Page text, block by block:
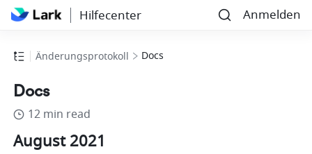
Hilfecenter Anmelden
Änderungsprotokoll Docs
Docs
12 min read
August 2021